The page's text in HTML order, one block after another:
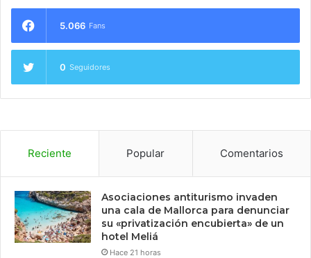
5.066 Fans
0 Seguidores
Reciente Popular Comentarios
Asociaciones antiturismo invaden
una cala de Mallorca para denunciar
su «privatización encubierta» de un
hotel Meliá
Hace 21 horas